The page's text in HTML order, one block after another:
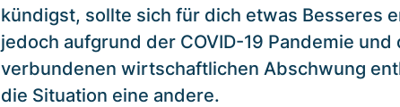
kündigst, sollte sich für dich etwas Besseres
jedoch aufgrund der COVID-19 Pandemie und
verbundenen wirtschaftlichen Abschwung
die Situation eine andere.